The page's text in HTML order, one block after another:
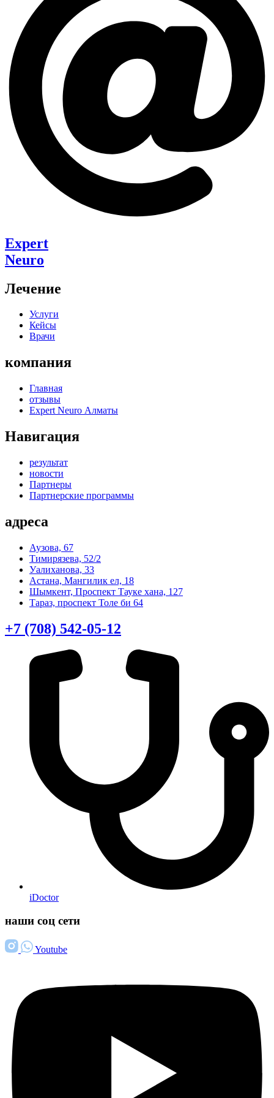
Expert
Neuro
Лечение
Услуги
Кейсы
Врачи
компания
Главная
отзывы
Expert Neuro Алматы
Навигация
результат
новости
Партнеры
Партнерские программы
адреса
Аузова, 67
Тимирязева, 52/2
Уалиханова, 33
Астана, Мангилик ел, 18
Шымкент, Проспект Тауке хана, 127
Тараз, проспект Толе би 64
+7 (708) 542-05-12
iDoctor
наши соц сети
Youtube